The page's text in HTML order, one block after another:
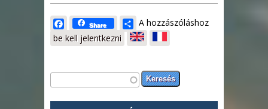
Facebook
Share Share
A hozzászóláshoz
be kell jelentkezni
Keresés űrlap
Keresés